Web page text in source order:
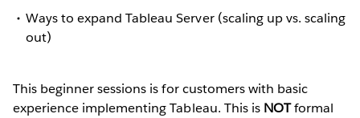
Ways to expand Tableau Server (scaling up vs. scaling
out)
This beginner sessions is for customers with basic
experience implementing Tableau. This is NOTformal